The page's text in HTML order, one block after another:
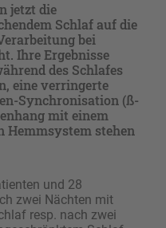
jetzt die
Schlaf auf die
bei
Ihre Ergebnisse
des Schlafes
eine verringerte
Synchronisation (ß-
mit einem
Hemmsystem stehen
und 28
zwei Nächten mit
resp. nach zwei